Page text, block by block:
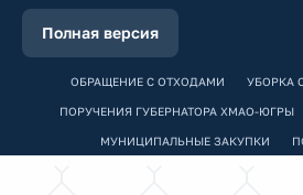
Полная версия
ОБРАЩЕНИЕ С ОТХОДАМИ УБОРКА
ПОРУЧЕНИЯ ГУБЕРНАТОРА ХМАО-ЮГРЫ
МУНИЦИПАЛЬНЫЕ ЗАКУПКИ